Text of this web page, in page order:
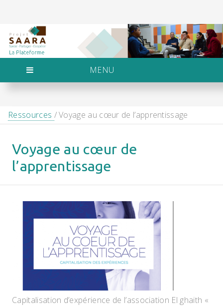
MENU
Ressources / Voyage au cœur de l’apprentissage
Voyage au cœur de
l’apprentissage
Capitalisation d’expérience de l’association El ghaith «